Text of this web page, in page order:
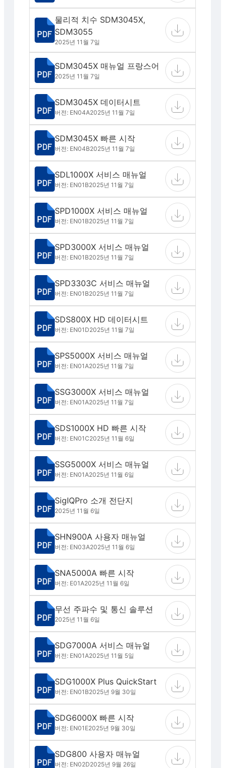
물리적 치수 SDM3045X,
SDM3055
2025년 11월 7일
SDM3045X 매뉴얼 프랑스어
2025년 11월 7일
SDM3045X 데이터시트
버전: EN04A2025년 11월 7일
SDM3045X 빠른 시작
버전: EN04B2025년 11월 7일
SDL1000X 서비스 매뉴얼
버전: EN01B2025년 11월 7일
SPD1000X 서비스 매뉴얼
버전: EN01B2025년 11월 7일
SPD3000X 서비스 매뉴얼
버전: EN01B2025년 11월 7일
SPD3303C 서비스 매뉴얼
버전: EN01B2025년 11월 7일
SDS800X HD 데이터시트
버전: EN01D2025년 11월 7일
SPS5000X 서비스 매뉴얼
버전: EN01A2025년 11월 7일
SSG3000X 서비스 매뉴얼
버전: EN01A2025년 11월 7일
SDS1000X HD 빠른 시작
버전: EN01C2025년 11월 6일
SSG5000X 서비스 매뉴얼
버전: EN01A2025년 11월 6일
SigIQPro 소개 전단지
2025년 11월 6일
SHN900A 사용자 매뉴얼
버전: EN03A2025년 11월 6일
SNA5000A 빠른 시작
버전: E01A2025년 11월 6일
무선 주파수 및 통신 솔루션
2025년 11월 6일
SDG7000A 서비스 매뉴얼
버전: EN01A2025년 11월 5일
SDG1000X Plus QuickStart
버전: EN01B2025년 9월 30일
SDG6000X 빠른 시작
버전: EN01E2025년 9월 30일
SDG800 사용자 매뉴얼
버전: EN02D2025년 9월 26일